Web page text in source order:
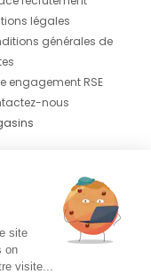
légales
générales de
engagement RSE
nous
site
on
visite...